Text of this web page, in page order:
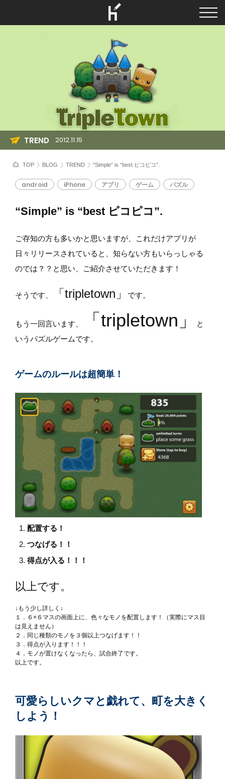
TOP BLOG TREND “Simple” is “best ピコピコ”.
“Simple” is “best ピコピコ”.
android iPhone アプリ ゲーム パズル
TREND 2012.11.15
ご存知の方も多いかと思いますが、これだけアプリが
日々リリースされていると、知らない方もいらっしゃる
のでは？？と思い、ご紹介させていただきます！
そうです、 「tripletown」 です。
もう一回言います、 「tripletown」
と
いうパズルゲームです。
ゲームのルールは超簡単！
配置する！
つなげる！！
得点が入る！！！
以上です。
↓もう少し詳しく↓
１．６×６マスの画面上に、色々なモノを配置します！（実際にマス目
は見えません）
２．同じ種類のモノを３個以上つなげます！！
３．得点が入ります！！！
４．モノが置けなくなったら、試合終了です。
以上です。
可愛らしいクマと戯れて、町を大きく
しよう！